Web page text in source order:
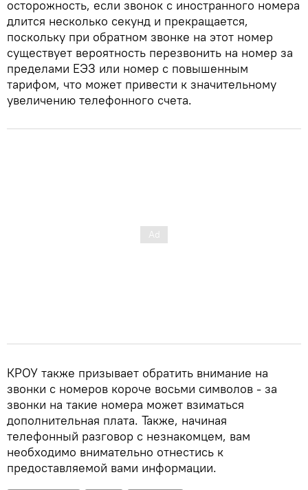
осторожность, если звонок с иностранного номера
длится несколько секунд и прекращается,
поскольку при обратном звонке на этот номер
существует вероятность перезвонить на номер за
пределами ЕЭЗ или номер с повышенным
тарифом, что может привести к значительному
увеличению телефонного счета.
КРОУ также призывает обратить внимание на
звонки с номеров короче восьми символов - за
звонки на такие номера может взиматься
дополнительная плата. Также, начиная
телефонный разговор с незнакомцем, вам
необходимо внимательно отнестись к
предоставляемой вами информации.